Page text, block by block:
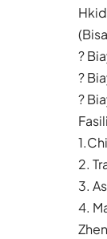
Hkid
?
?
?
2.
3.
4.